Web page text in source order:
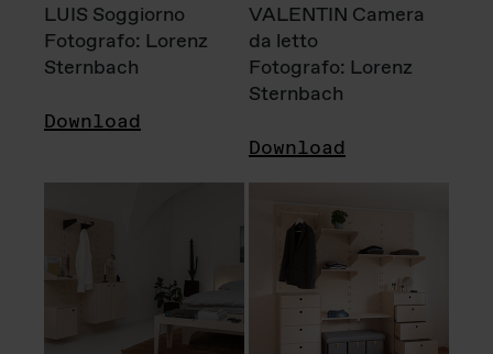
LUIS Soggiorno
Fotografo: Lorenz
Sternbach
Download
VALENTIN Camera
da letto
Fotografo: Lorenz
Sternbach
Download